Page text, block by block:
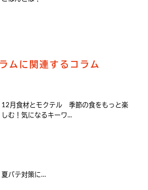
ムに関連するコラム
12月食材とモクテル 季節の食をもっと楽
しむ！気になるキーワ...
夏バテ対策に…